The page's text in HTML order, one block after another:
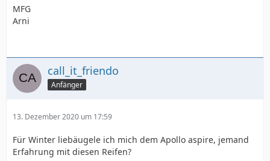
MFG
Arni
call_it_friendo
Anfänger
13. Dezember 2020 um 17:59
Für Winter liebäugele ich mich dem Apollo aspire, jemand
Erfahrung mit diesen Reifen?